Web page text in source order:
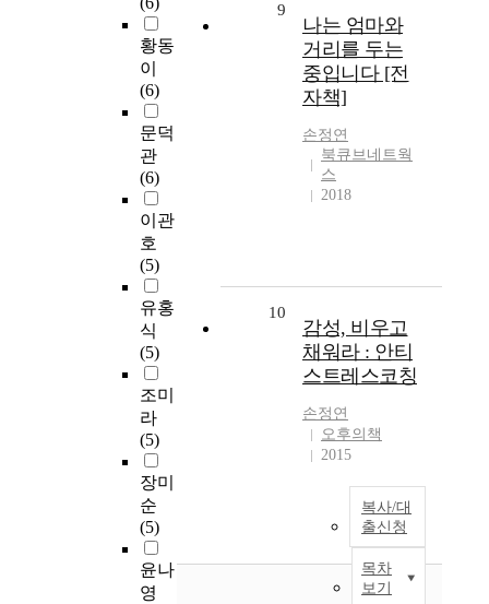
황동
이
(6)
문덕
관
(6)
이관
호
(5)
유홍
식
(5)
조미
라
(5)
장미
순
(5)
윤나
영
9
나는 엄마와
거리를 두는
중입니다 [전
자책]
손정연
북큐브네트웍
스
2018
10
감성, 비우고
채워라 : 안티
스트레스코칭
손정연
오후의책
2015
복사/대
출신청
목차
보기